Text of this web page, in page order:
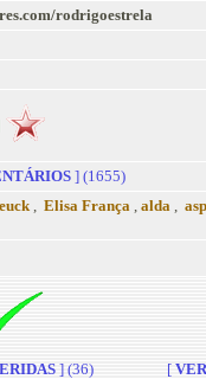
rodrigoestrela
] (1655)
, Elisa França , alda ,
] (36) [